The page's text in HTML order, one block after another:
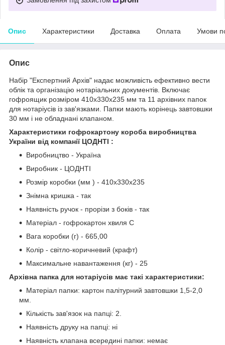
Опис Характеристики Доставка Оплата Умови
Опис
Набір "Експертний Архів" надає можливість ефективно вести
облік та організацію нотаріальних документів. Включає
гофроящик розміром 410x330x235 мм та 11 архівних папок
для нотаріусів із зав'язками. Папки мають корінець завтовшки
30 мм і не обладнані клапаном.
Характеристики гофрокартону короба виробництва
України від компанії ЦОДНТІ :
Виробництво - Україна
Виробник - ЦОДНТІ
Розмір коробки (мм ) - 410x330x235
Знімна кришка - так
Наявність ручок - прорізи з боків - так
Матеріал - гофрокартон хвиля С
Вага коробки (г) - 665,00
Колір - світло-коричневий (крафт)
Максимальне навантаження (кг) - 25
Архівна папка для нотаріусів має такі характеристики:
Матеріал папки: картон палітурний завтовшки 1,5-2,0
мм.
Кількість зав'язок на папці: 2.
Наявність друку на папці: ні
Наявність клапана всередині папки: немає